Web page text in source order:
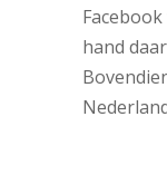
hand